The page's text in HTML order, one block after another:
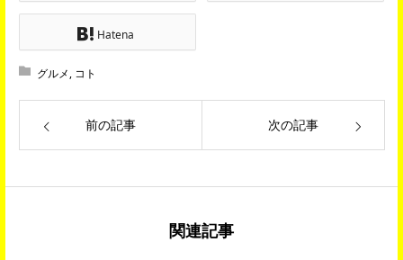
Hatena
グルメ, コト
前の記事 次の記事
関連記事